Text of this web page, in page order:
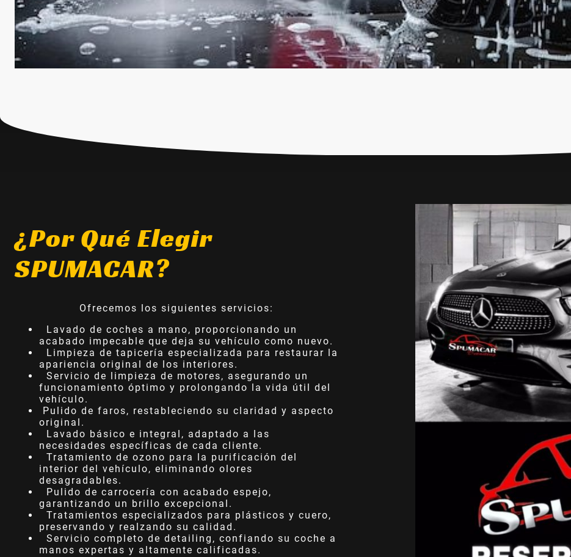
¿Por Qué Elegir
SPUMACAR?
Ofrecemos los siguientes servicios:
Lavado de coches a mano, proporcionando un
acabado impecable que deja su vehículo como nuevo.
Limpieza de tapicería especializada para restaurar la
apariencia original de los interiores.
Servicio de limpieza de motores, asegurando un
funcionamiento óptimo y prolongando la vida útil del
vehículo.
Pulido de faros, restableciendo su claridad y aspecto
original.
Lavado básico e integral, adaptado a las
necesidades específicas de cada cliente.
Tratamiento de ozono para la purificación del
interior del vehículo, eliminando olores
desagradables.
Pulido de carrocería con acabado espejo,
garantizando un brillo excepcional.
Tratamientos especializados para plásticos y cuero,
preservando y realzando su calidad.
Servicio completo de detailing, confiando su coche a
manos expertas y altamente calificadas.